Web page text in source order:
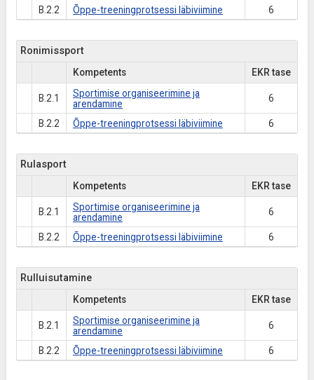
B.2.2 Õppe-treeningprotsessi läbiviimine 6
Ronimissport
Kompetents EKR tase
B.2.1
Sportimise organiseerimine ja
arendamine
6
B.2.2 Õppe-treeningprotsessi läbiviimine 6
Rulasport
Kompetents EKR tase
B.2.1
Sportimise organiseerimine ja
arendamine
6
B.2.2 Õppe-treeningprotsessi läbiviimine 6
Rulluisutamine
Kompetents EKR tase
B.2.1
Sportimise organiseerimine ja
arendamine
6
B.2.2 Õppe-treeningprotsessi läbiviimine 6